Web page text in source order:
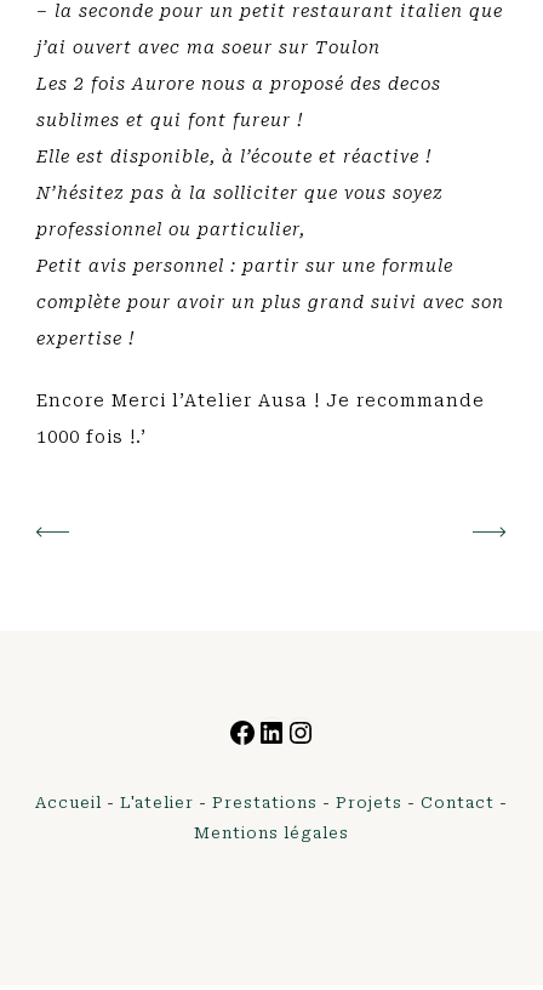
– la seconde pour un petit restaurant italien que
j’ai ouvert avec ma soeur sur Toulon
Les 2 fois Aurore nous a proposé des decos
sublimes et qui font fureur !
Elle est disponible, à l’écoute et réactive !
N’hésitez pas à la solliciter que vous soyez
professionnel ou particulier,
Petit avis personnel : partir sur une formule
complète pour avoir un plus grand suivi avec son
expertise !
Encore Merci l’Atelier Ausa ! Je recommande
1000 fois !.’
Facebook LinkedIn Instagram
Accueil - L'atelier - Prestations - Projets - Contact -
Mentions légales